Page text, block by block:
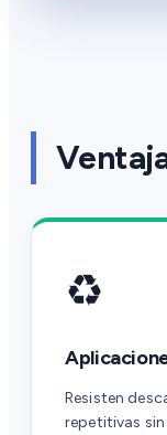
♻️
Resisten
repetitivas